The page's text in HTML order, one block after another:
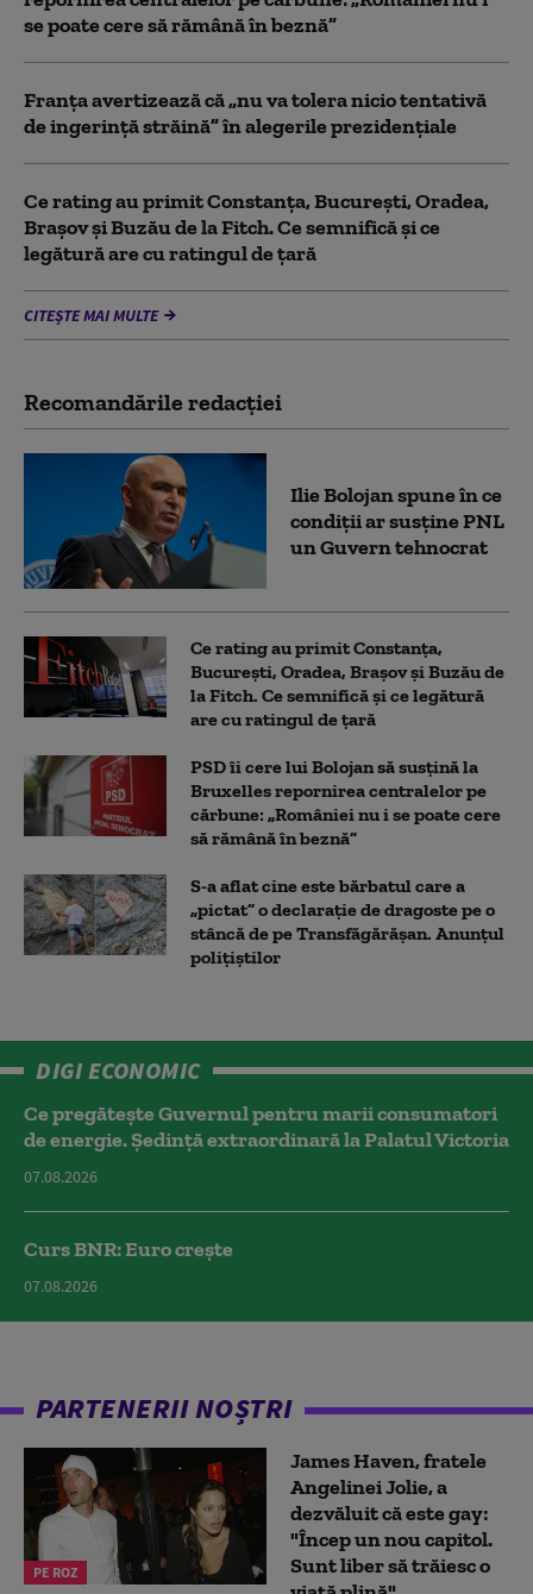
se poate cere să rămână în beznă”
Franţa avertizează că „nu va tolera nicio tentativă
de ingerinţă străină” în alegerile prezidenţiale
Ce rating au primit Constanța, București, Oradea,
Brașov și Buzău de la Fitch. Ce semnifică și ce
legătură are cu ratingul de țară
CITEȘTE MAI MULTE
Recomandările redacţiei
Ilie Bolojan spune în ce
condiții ar susține PNL
un Guvern tehnocrat
Ce rating au primit Constanța,
București, Oradea, Brașov și Buzău de
la Fitch. Ce semnifică și ce legătură
are cu ratingul de țară
PSD îi cere lui Bolojan să susțină la
Bruxelles repornirea centralelor pe
cărbune: „României nu i se poate cere
să rămână în beznă”
S-a aflat cine este bărbatul care a
„pictat” o declarație de dragoste pe o
stâncă de pe Transfăgărășan. Anunțul
polițiștilor
DIGI ECONOMIC
Ce pregătește Guvernul pentru marii consumatori
de energie. Ședință extraordinară la Palatul Victoria
07.08.2026
Curs BNR: Euro crește
07.08.2026
PARTENERII NOȘTRI
PE ROZ
James Haven, fratele
Angelinei Jolie, a
dezvăluit că este gay:
"Încep un nou capitol.
Sunt liber să trăiesc o